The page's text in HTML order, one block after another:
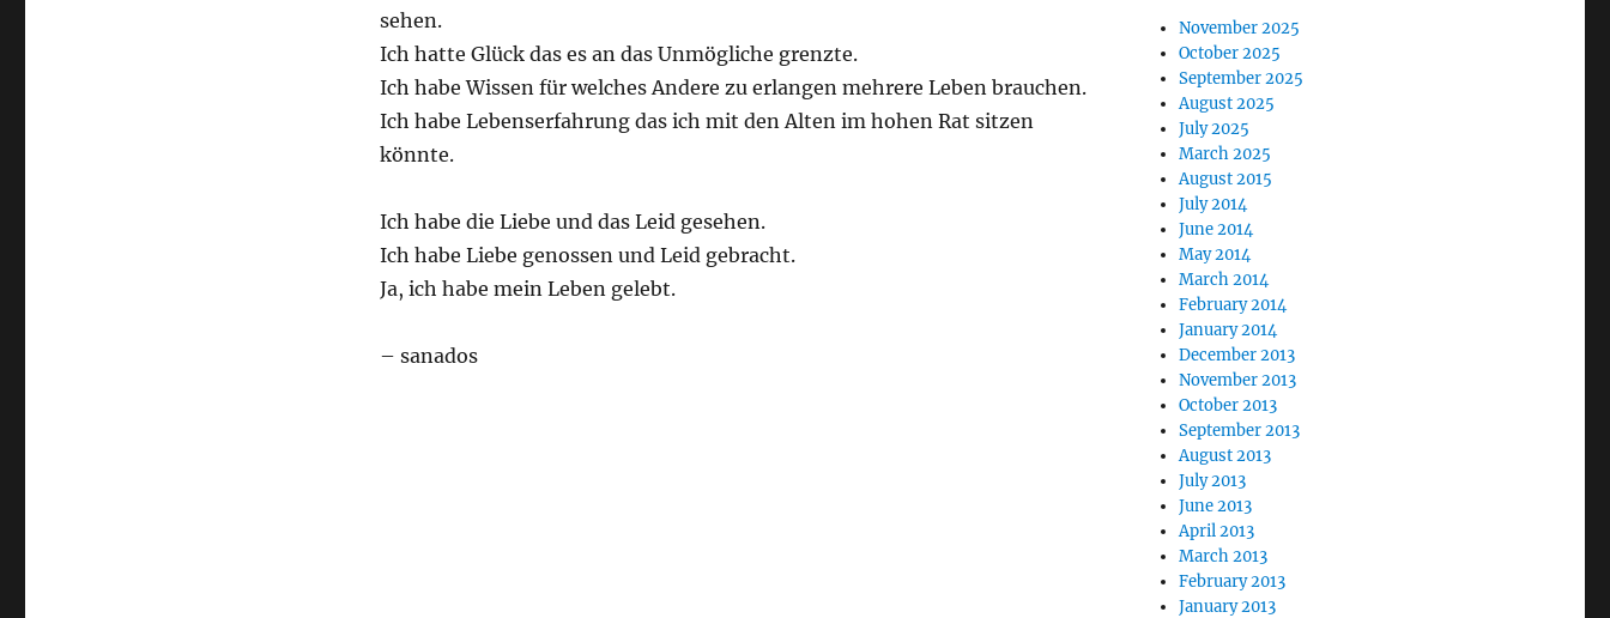
sehen.
Ich hatte Glück das es an das Unmögliche grenzte.
Ich habe Wissen für welches Andere zu erlangen mehrere Leben brauchen.
Ich habe Lebenserfahrung das ich mit den Alten im hohen Rat sitzen
könnte.
Ich habe die Liebe und das Leid gesehen.
Ich habe Liebe genossen und Leid gebracht.
Ja, ich habe mein Leben gelebt.
– sanados
November 2025
October 2025
September 2025
August 2025
July 2025
March 2025
August 2015
July 2014
June 2014
May 2014
March 2014
February 2014
January 2014
December 2013
November 2013
October 2013
September 2013
August 2013
July 2013
June 2013
April 2013
March 2013
February 2013
January 2013